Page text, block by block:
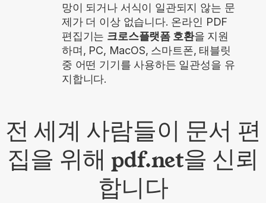
망이 되거나 서식이 일관되지 않는 문
제가 더 이상 없습니다. 온라인 PDF
편집기는 크로스플랫폼 호환을 지원
하며, PC, MacOS, 스마트폰, 태블릿
중 어떤 기기를 사용하든 일관성을 유
지합니다.
전 세계 사람들이 문서 편
집을 위해 pdf.net을 신뢰
합니다